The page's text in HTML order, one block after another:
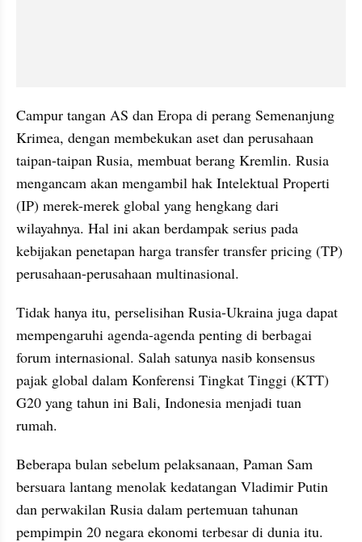
Campur tangan AS dan Eropa di perang Semenanjung
Krimea, dengan membekukan aset dan perusahaan
taipan-taipan Rusia, membuat berang Kremlin. Rusia
mengancam akan mengambil hak Intelektual Properti
(IP) merek-merek global yang hengkang dari
wilayahnya. Hal ini akan berdampak serius pada
kebijakan penetapan harga transfer transfer pricing (TP)
perusahaan-perusahaan multinasional.
Tidak hanya itu, perselisihan Rusia-Ukraina juga dapat
mempengaruhi agenda-agenda penting di berbagai
forum internasional. Salah satunya nasib konsensus
pajak global dalam Konferensi Tingkat Tinggi (KTT)
G20 yang tahun ini Bali, Indonesia menjadi tuan
rumah.
Beberapa bulan sebelum pelaksanaan, Paman Sam
bersuara lantang menolak kedatangan Vladimir Putin
dan perwakilan Rusia dalam pertemuan tahunan
pempimpin 20 negara ekonomi terbesar di dunia itu.